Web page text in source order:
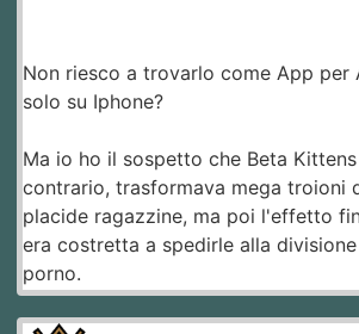
Non riesco a trovarlo come App per
solo su Iphone?
Ma io ho il sospetto che Beta
contrario, trasformava mega troioni
placide ragazzine, ma poi l'effetto
era costretta a spedirle alla
porno.